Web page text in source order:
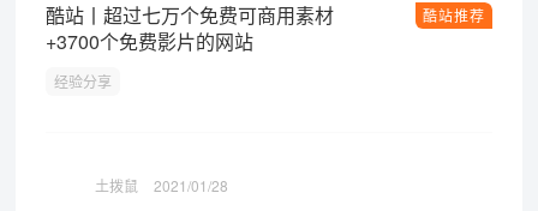
酷站推荐
酷站丨超过七万个免费可商用素材
+3700个免费影片的网站
经验分享
土拨鼠 2021/01/28